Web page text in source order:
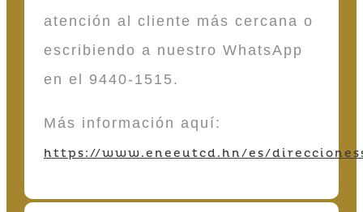
atención al cliente más cercana o
escribiendo a nuestro WhatsApp
en el 9440-1515.
Más información aquí:
https://www.eneeutcd.hn/es/